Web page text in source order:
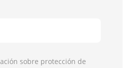
sobre protección de